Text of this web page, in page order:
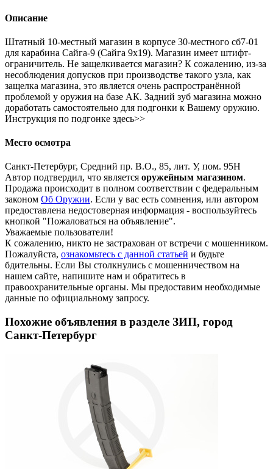
Описание
Штатный 10-местный магазин в корпусе 30-местного сб7-01
для карабина Сайга-9 (Сайга 9х19). Магазин имеет штифт-
ограничитель. Не защелкивается магазин? К сожалению, из-за
несоблюдения допусков при производстве такого узла, как
защелка магазина, это является очень распространённой
проблемой у оружия на базе АК. Задний зуб магазина можно
доработать самостоятельно для подгонки к Вашему оружию.
Инструкция по подгонке здесь>>
Место осмотра
Санкт-Петербург, Средний пр. В.О., 85, лит. У, пом. 95Н
Автор подтвердил, что является оружейным магазином.
Продажа происходит в полном соответствии с федеральным
законом Об Оружии. Если у вас есть сомнения, или автором
предоставлена недостоверная информация - воспользуйтесь
кнопкой "Пожаловаться на объявление".
Уважаемые пользователи!
К сожалению, никто не застрахован от встречи с мошенником.
Пожалуйста, ознакомьтесь с данной статьей и будьте
бдительны. Если Вы столкнулись с мошенничеством на
нашем сайте, напишите нам и обратитесь в
правоохранительные органы. Мы предоставим необходимые
данные по официальному запросу.
Похожие объявления в разделе ЗИП, город
Санкт-Петербург